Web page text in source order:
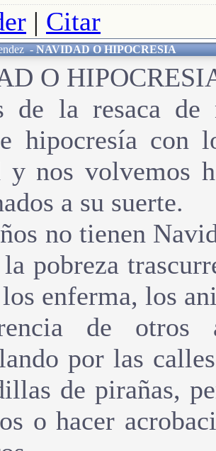
| Citar
-NAVIDAD O HIPOCRESIA
O
de la resaca
hipocresía con
y nos volvemos
a su suerte.
no tienen
pobreza
enferma, los
de otros
por las
de pirañas,
o hacer